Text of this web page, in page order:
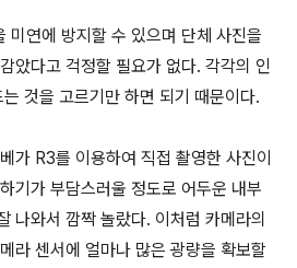
미연에 방지할 수 있으며 단체 사진을
았다고 걱정할 필요가 없다. 각각의 인
것을 고르기만 하면 되기 때문이다.
가 R3를 이용하여 직접 촬영한 사진이
기가 부담스러울 정도로 어두운 내부
나와서 깜짝 놀랐다. 이처럼 카메라의
라 센서에 얼마나 많은 광량을 확보할